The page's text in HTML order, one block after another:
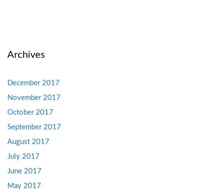
Archives
December 2017
November 2017
October 2017
September 2017
August 2017
July 2017
June 2017
May 2017